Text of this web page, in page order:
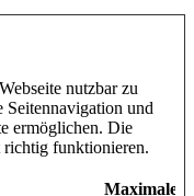
nutzbar zu
und
ermöglichen. Die
richtig funktionieren.
Maximale